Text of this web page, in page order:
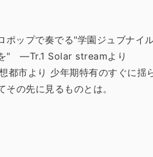
ポップで奏でる"学園ジュブ
" ―Tr.1 Solar streamよ
市より 少年期特有のすぐに揺
の先に見るものとは。